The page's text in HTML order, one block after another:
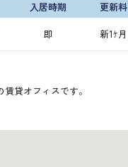
入居時期 更新料
即 新1ｹ月
貸オフィスです。